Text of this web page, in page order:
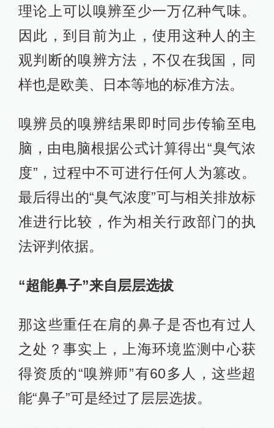
理论上可以嗅辨至少一万亿种气味。
因此，到目前为止，使用这种人的主
观判断的嗅辨方法，不仅在我国，同
样也是欧美、日本等地的标准方法。
嗅辨员的嗅辨结果即时同步传输至电
脑，由电脑根据公式计算得出“臭气浓
度”，过程中不可进行任何人为篡改。
最后得出的“臭气浓度”可与相关排放标
准进行比较，作为相关行政部门的执
法评判依据。
“超能鼻子”来自层层选拔
那这些重任在肩的鼻子是否也有过人
之处？事实上，上海环境监测中心获
得资质的“嗅辨师”有60多人，这些超
能“鼻子”可是经过了层层选拔。